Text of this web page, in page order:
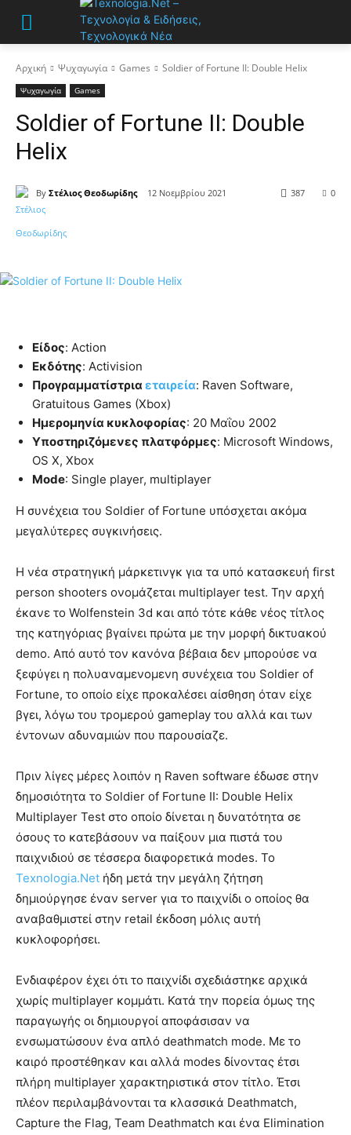
Αρχική Ψυχαγωγία Games Soldier of Fortune II: Double Helix
Ψυχαγωγία Games
Soldier of Fortune II: Double
Helix
By Στέλιος Θεοδωρίδης 12 Νοεμβρίου 2021 0
387
Είδος: Action
Εκδότης: Activision
Προγραμματίστρια εταιρεία: Raven Software,
Gratuitous Games (Xbox)
Ημερομηνία κυκλοφορίας: 20 Μαΐου 2002
Υποστηριζόμενες πλατφόρμες: Microsoft Windows,
OS X, Xbox
Mode: Single player, multiplayer
Η συνέχεια του Soldier of Fortune υπόσχεται ακόμα
μεγαλύτερες συγκινήσεις.
Η νέα στρατηγική μάρκετινγκ για τα υπό κατασκευή first
person shooters ονομάζεται multiplayer test. Την αρχή
έκανε το Wolfenstein 3d και από τότε κάθε νέος τίτλος
της κατηγόριας βγαίνει πρώτα με την μορφή δικτυακού
demo. Από αυτό τον κανόνα βέβαια δεν μπορούσε να
ξεφύγει η πολυαναμενομενη συνέχεια του Soldier of
Fortune, το οποίο είχε προκαλέσει αίσθηση όταν είχε
βγει, λόγω του τρομερού gameplay του αλλά και των
έντονων αδυναμιών που παρουσίαζε.
Πριν λίγες μέρες λοιπόν η Raven software έδωσε στην
δημοσιότητα το Soldier of Fortune II: Double Helix
Multiplayer Test στο οποίο δίνεται η δυνατότητα σε
όσους το κατεβάσουν να παίξουν μια πιστά του
παιχνιδιού σε τέσσερα διαφορετικά modes. Το
Texnologia.Net ήδη μετά την μεγάλη ζήτηση
δημιούργησε έναν server για το παιχνίδι ο οποίος θα
αναβαθμιστεί στην retail έκδοση μόλις αυτή
κυκλοφορήσει.
Ενδιαφέρον έχει ότι το παιχνίδι σχεδιάστηκε αρχικά
χωρίς multiplayer κομμάτι. Κατά την πορεία όμως της
παραγωγής οι δημιουργοί αποφάσισαν να
ενσωματώσουν ένα απλό deathmatch mode. Με το
καιρό προστέθηκαν και αλλά modes δίνοντας έτσι
πλήρη multiplayer χαρακτηριστικά στον τίτλο. Έτσι
πλέον περιλαμβάνονται τα κλασσικά Deathmatch,
Capture the Flag, Team Deathmatch και ένα Elimination